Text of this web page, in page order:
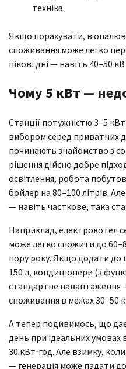
техніка.
Якщо порахувати, в
споживання може легко
пікові дні — навіть 40–50
Чому 5 кВт —
Станції потужністю 3–5
вибором серед приватних
починають знайомство з
рішення дійсно добре
освітлення, робота
бойлер на 80–100 літрів.
— навіть часткове, така
Наприклад, електрокотел
може легко спожити до
пору року. Якщо додати до
150 л, кондиціонери (з
стандартне навантаження
споживання в межах 30–50
А тепер подивимось, що дає
день при ідеальних
30 кВт⋅год. Але взимку,
— генерація може падати